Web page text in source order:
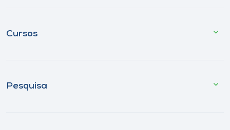
Cursos
Pesquisa